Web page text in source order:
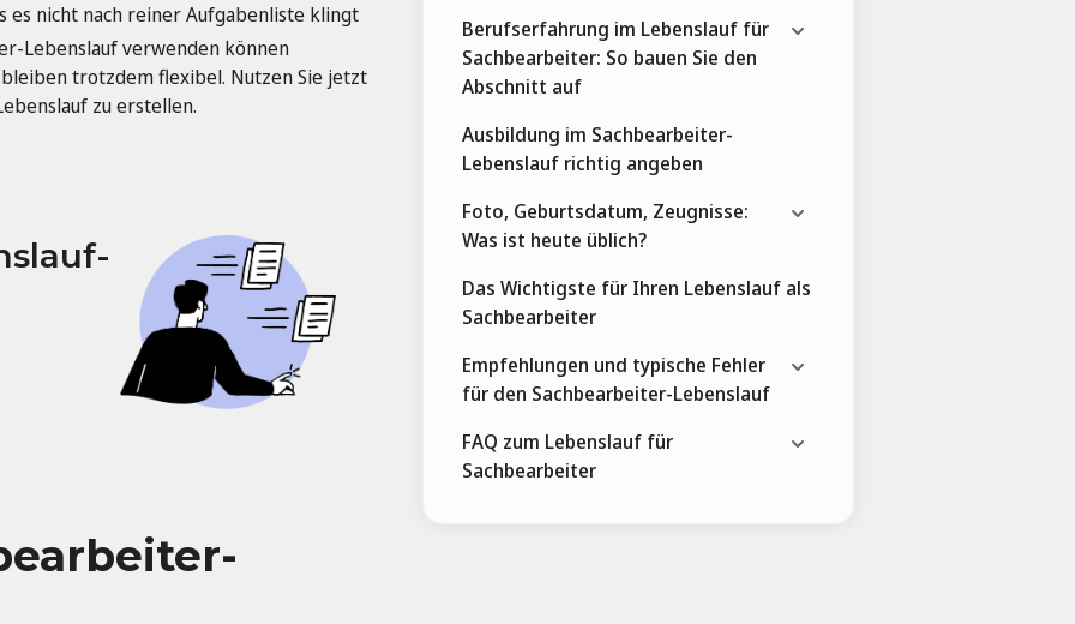
es nicht nach reiner Aufgabenliste klingt
Lebenslauf verwenden können
trotzdem flexibel. Nutzen Sie jetzt
zu erstellen.
Berufserfahrung im Lebenslauf für
Sachbearbeiter: So bauen Sie den
Abschnitt auf
Ausbildung im Sachbearbeiter-
Lebenslauf richtig angeben
Foto, Geburtsdatum, Zeugnisse:
Was ist heute üblich?
Das Wichtigste für Ihren Lebenslauf als
Sachbearbeiter
Empfehlungen und typische Fehler
für den Sachbearbeiter-Lebenslauf
FAQ zum Lebenslauf für
Sachbearbeiter